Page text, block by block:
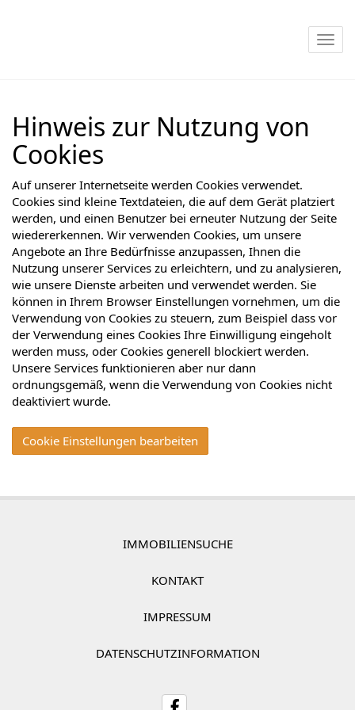
Hinweis zur Nutzung von
Cookies
Auf unserer Internetseite werden Cookies verwendet.
Cookies sind kleine Textdateien, die auf dem Gerät platziert
werden, und einen Benutzer bei erneuter Nutzung der Seite
wiedererkennen. Wir verwenden Cookies, um unsere
Angebote an Ihre Bedürfnisse anzupassen, Ihnen die
Nutzung unserer Services zu erleichtern, und zu analysieren,
wie unsere Dienste arbeiten und verwendet werden. Sie
können in Ihrem Browser Einstellungen vornehmen, um die
Verwendung von Cookies zu steuern, zum Beispiel dass vor
der Verwendung eines Cookies Ihre Einwilligung eingeholt
werden muss, oder Cookies generell blockiert werden.
Unsere Services funktionieren aber nur dann
ordnungsgemäß, wenn die Verwendung von Cookies nicht
deaktiviert wurde.
Cookie Einstellungen bearbeiten
IMMOBILIENSUCHE
KONTAKT
IMPRESSUM
DATENSCHUTZINFORMATION